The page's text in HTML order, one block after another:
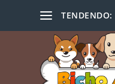
TENDENDO: